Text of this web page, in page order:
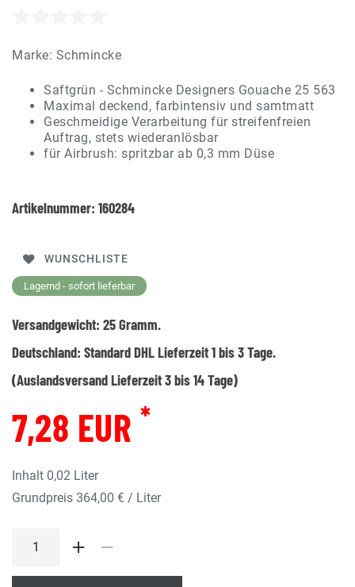
Marke: Schmincke
Saftgrün - Schmincke Designers Gouache 25 563
Maximal deckend, farbintensiv und samtmatt
Geschmeidige Verarbeitung für streifenfreien
Auftrag, stets wiederanlösbar
für Airbrush: spritzbar ab 0,3 mm Düse
Artikelnummer: 160284
WUNSCHLISTE
Lagernd - sofort lieferbar
Versandgewicht: 25Gramm.
Deutschland: Standard DHL Lieferzeit 1 bis 3 Tage.
(Auslandsversand Lieferzeit 3 bis 14 Tage)
7,28 EUR *
Inhalt 0,02 Liter
Grundpreis 364,00 € / Liter